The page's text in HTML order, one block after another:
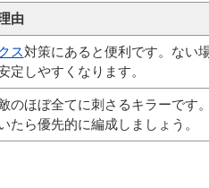
由
ス対策にあると便利です。ない
定しやすくなります。
のほぼ全てに刺さるキラーです
たら優先的に編成しましょう。